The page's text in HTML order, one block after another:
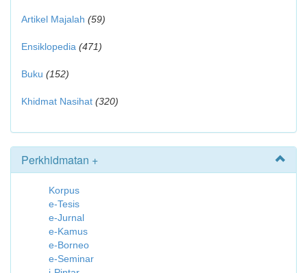
Artikel Majalah (59)
Ensiklopedia (471)
Buku (152)
Khidmat Nasihat (320)
Perkhidmatan +
Korpus
e-Tesis
e-Jurnal
e-Kamus
e-Borneo
e-Seminar